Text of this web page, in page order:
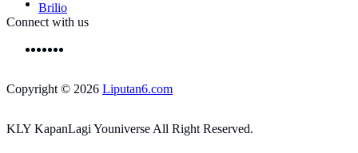
Brilio
Connect with us
Copyright © 2026 Liputan6.com
KLY KapanLagi Youniverse All Right Reserved.